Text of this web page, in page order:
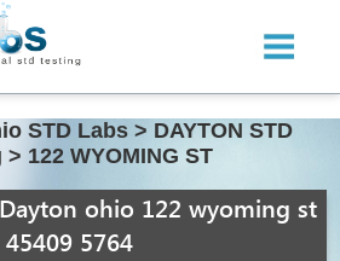
STD Labs > DAYTON STD
> 122 WYOMING ST
ohio 122 wyoming st
45409 5764